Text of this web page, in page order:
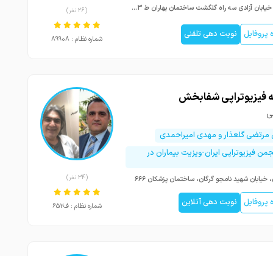
تبریز خیابان آزادی سه راه گلگشت ساختمان بهاران ط ۳ واحد ۴
نوبت دهی تلفنی
(26 نفر)
شماره نظام : 89908
شفابخش
گلعذار و مهدی امیراحمدی
فیزیوتراپی ایران-ویزیت بیماران در
خیابان شهید نامجو گرگان، ساختمان پزشکان 666
نوبت دهی آنلاین
(34 نفر)
شماره نظام : ف652